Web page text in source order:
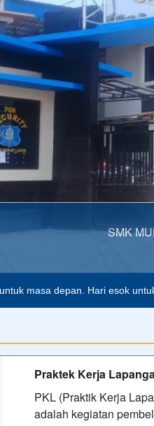
Praktek Kerja Lapangan
PKL (Praktik Kerja
adalah kegiatan
di dunia usaha/industri
mengaplikasikan teori,
15/01/2023 21:23 - Oleh
Upacara
Upacara